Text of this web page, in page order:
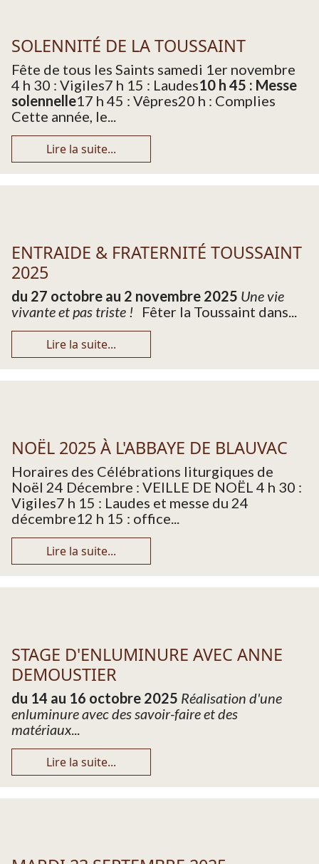
SOLENNITÉ DE LA TOUSSAINT
Fête de tous les Saints samedi 1er novembre
4 h 30 : Vigiles7 h 15 : Laudes10 h 45 : Messe
solennelle17 h 45 : Vêpres20 h : Complies
Cette année, le...
Lire la suite...
ENTRAIDE & FRATERNITÉ TOUSSAINT
2025
du 27 octobre au 2 novembre 2025 Une vie
vivante et pas triste ! Fêter la Toussaint dans...
Lire la suite...
NOËL 2025 À L'ABBAYE DE BLAUVAC
Horaires des Célébrations liturgiques de
Noël 24 Décembre : VEILLE DE NOËL 4 h 30 :
Vigiles7 h 15 : Laudes et messe du 24
décembre12 h 15 : office...
Lire la suite...
STAGE D'ENLUMINURE AVEC ANNE
DEMOUSTIER
du 14 au 16 octobre 2025 Réalisation d'une
enluminure avec des savoir-faire et des
matériaux...
Lire la suite...